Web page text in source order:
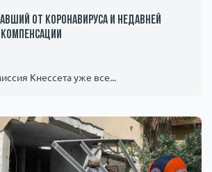
от коронавируса и недавней
Кнессета уже все...